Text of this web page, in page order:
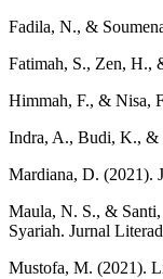
Fadila, N., &
Fatimah, S., Zen, H.,
Himmah, F., & Nisa,
Indra, A., Budi, K., &
Mardiana, D. (2021).
Maula, N. S., &
Syariah. Jurnal
Mustofa, M. (2021).